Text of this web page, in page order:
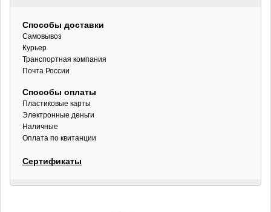
Способы доставки
Самовывоз
Курьер
Транспортная компания
Почта России
Способы оплаты
Пластиковые карты
Электронные деньги
Наличные
Оплата по квитанции
Сертификаты